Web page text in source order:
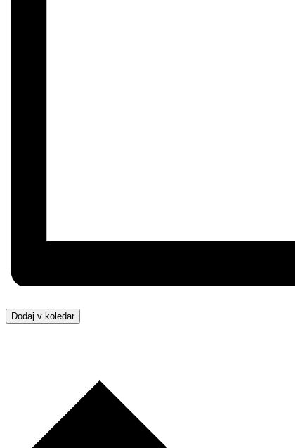
Dodaj v koledar